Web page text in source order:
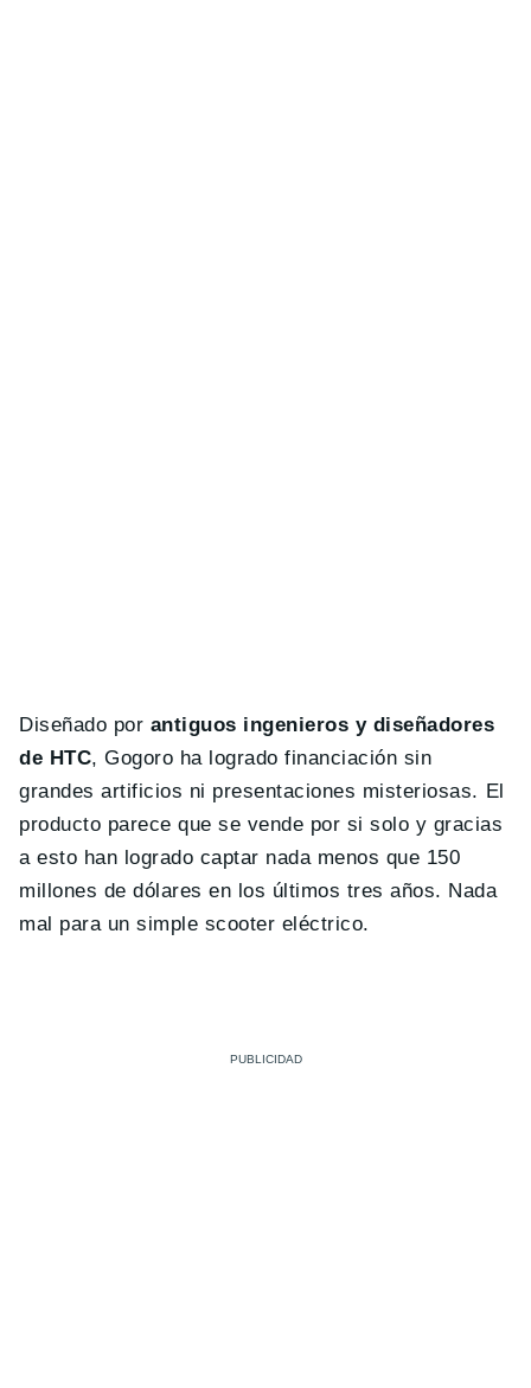
Diseñado por antiguos ingenieros y diseñadores
de HTC, Gogoro ha logrado financiación sin
grandes artificios ni presentaciones misteriosas. El
producto parece que se vende por si solo y gracias
a esto han logrado captar nada menos que 150
millones de dólares en los últimos tres años. Nada
mal para un simple scooter eléctrico.